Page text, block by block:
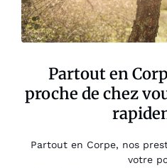
Partout en
proche de chez
Partout en Corpe, nos
votre